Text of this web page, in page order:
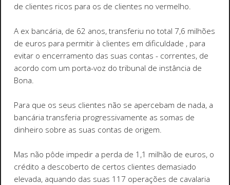
de clientes ricos para os de clientes no vermelho.
A ex bancária, de 62 anos, transferiu no total 7,6 milhões
de euros para permitir à clientes em dificuldade , para
evitar o encerramento das suas contas - correntes, de
acordo com um porta-voz do tribunal de instância de
Bona.
Para que os seus clientes não se apercebam de nada, a
bancária transferia progressivamente as somas de
dinheiro sobre as suas contas de origem.
Mas não pôde impedir a perda de 1,1 milhão de euros, o
crédito a descoberto de certos clientes demasiado
elevada, aquando das suas 117 operações de cavalaria